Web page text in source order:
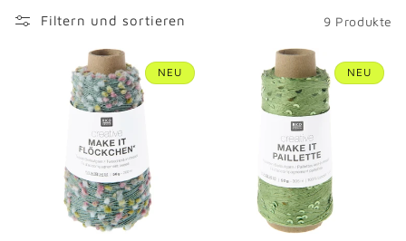
o
Filtern und sortieren 9 Produkte
NEU NEU